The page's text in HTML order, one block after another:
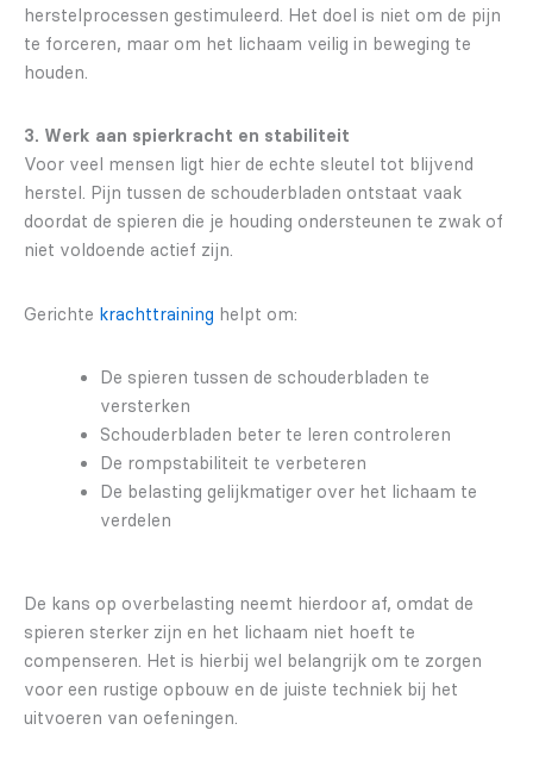
herstelprocessen gestimuleerd. Het doel is niet om de pijn
te forceren, maar om het lichaam veilig in beweging te
houden.
3. Werk aan spierkracht en stabiliteit
Voor veel mensen ligt hier de echte sleutel tot blijvend
herstel. Pijn tussen de schouderbladen ontstaat vaak
doordat de spieren die je houding ondersteunen te zwak of
niet voldoende actief zijn.
Gerichte krachttraining helpt om:
De spieren tussen de schouderbladen te
versterken
Schouderbladen beter te leren controleren
De rompstabiliteit te verbeteren
De belasting gelijkmatiger over het lichaam te
verdelen
De kans op overbelasting neemt hierdoor af, omdat de
spieren sterker zijn en het lichaam niet hoeft te
compenseren. Het is hierbij wel belangrijk om te zorgen
voor een rustige opbouw en de juiste techniek bij het
uitvoeren van oefeningen.